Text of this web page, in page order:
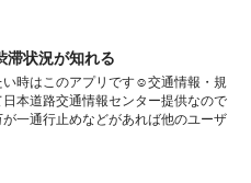
滞状況が知れる
時はこのアプリです☺️交通情報・規
本道路交通情報センター提供なので
一通行止めなどがあれば他のユーザ